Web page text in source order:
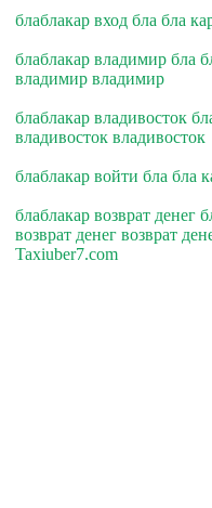
блаблакар вход бла бла
блаблакар владимир бла
владимир владимир
блаблакар владивосток
владивосток владивосток
блаблакар войти бла бла
блаблакар возврат денег
возврат денег возврат
Taxiuber7.com